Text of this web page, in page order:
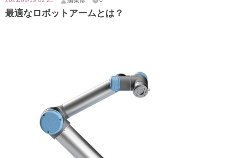
最適なロボットアームとは？